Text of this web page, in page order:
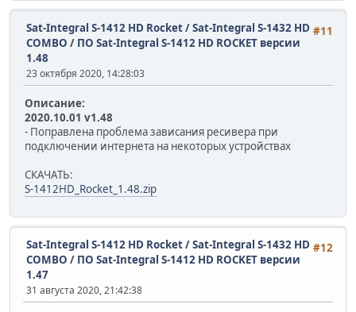
#11
Sat-Integral S-1412 HD Rocket / Sat-Integral S-1432 HD
COMBO / ПО Sat-Integral S-1412 HD ROCKET версии
1.48
23 октября 2020, 14:28:03
Описание:
2020.10.01 v1.48
- Поправлена проблема зависания ресивера при
подключении интернета на некоторых устройствах
СКАЧАТЬ:
S-1412HD_Rocket_1.48.zip
#12
Sat-Integral S-1412 HD Rocket / Sat-Integral S-1432 HD
COMBO / ПО Sat-Integral S-1412 HD ROCKET версии
1.47
31 августа 2020, 21:42:38